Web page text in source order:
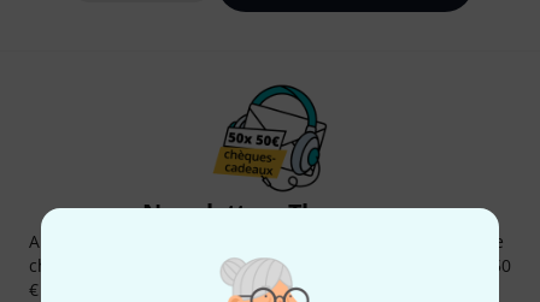
Newsletters Thomann
Abonnez-vous à la newsletter Thomann et, avec un peu de
chance, gagnez l'un des 50 bons d'achat d'une valeur de 50
€ chacun!